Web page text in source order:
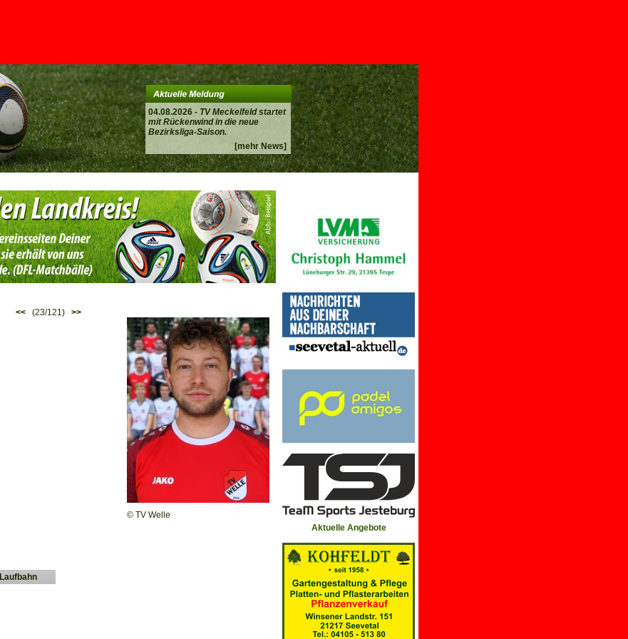
04.08.2026 - TV Meckelfeld startet
mit Rückenwind in die neue
Bezirksliga-Saison.
[mehr News]
<<(23/121) >>
© TV Welle
Laufbahn
Aktuelle Angebote